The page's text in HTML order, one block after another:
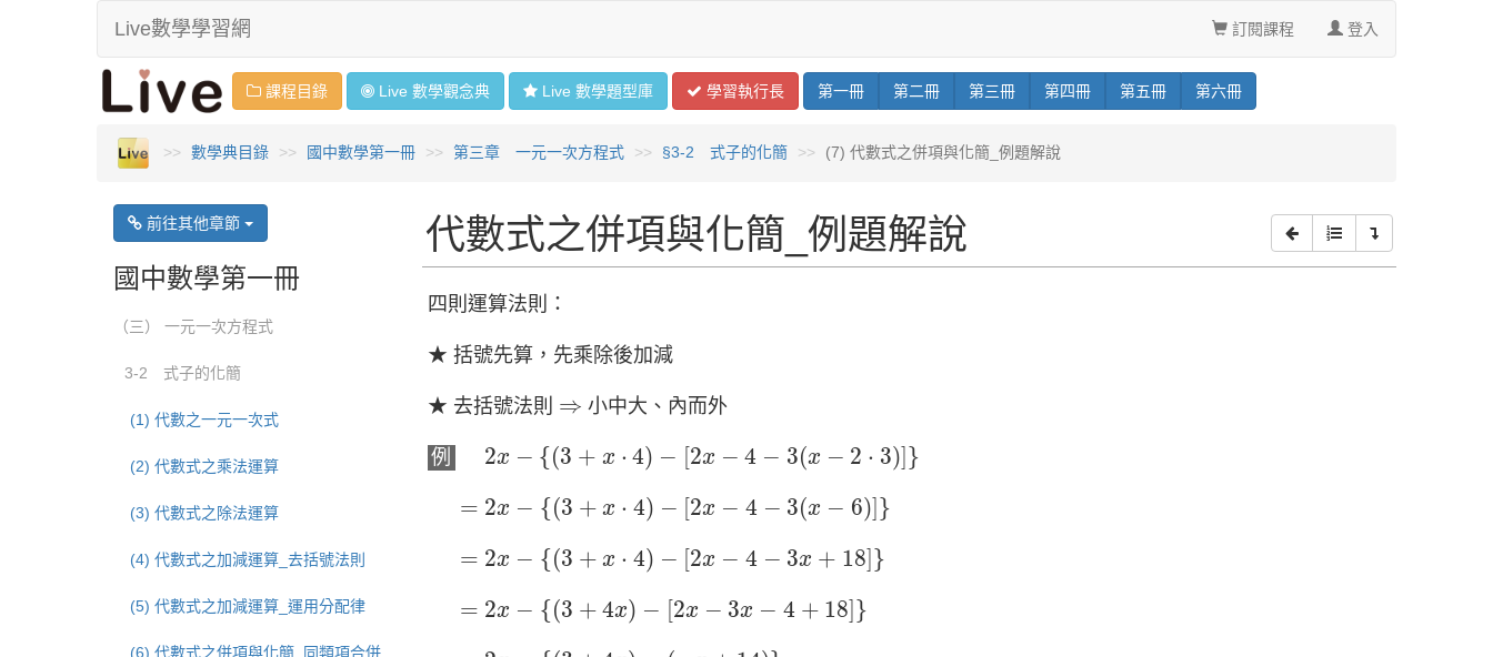
Live數學學習網 訂閱課程 登入
課程目錄 Live 數學觀念典 Live 數學題型庫 學習執行長 第一冊 第二冊 第三冊 第四冊 第五冊 第六冊
數學典目錄 國中數學第一冊 第三章 一元一次方程式 §3-2 式子的化簡 (7) 代數式之併項與化簡_例題解說
代數式之併項與化簡_例題解說
四則運算法則：
★ 括號先算，先乘除後加減
★ 去括號法則 ⇒
⇒ 小中大、內而外
例 2x − {(3 + x ⋅ 4) − [2x − 4 − 3(x − 2 ⋅ 3)]}
x−{( x⋅4 − 2 −4 (x− 3)
= 2x − {(3 + x ⋅ 4) − [2x − 4 − 3(x − 6)]}
2x− +x⋅ ) −[ x− 3(x− ]
= 2x − {(3 + x ⋅ 4) − [2x − 4 − 3x + 18]}
2x− +x⋅ ) −[ x− 3x+ ]}
= 2x − {(3 + 4x) − [2x − 3x − 4 + 18]}
2x− +4x − [2x− x−4 18]}
2x− +4x − (−x+ 14)
前往其他章節
國中數學第一冊
（三） 一元一次方程式
3-2 式子的化簡
(1) 代數之一元一次式
(2) 代數式之乘法運算
(3) 代數式之除法運算
(4) 代數式之加減運算_去括號法則
(5) 代數式之加減運算_運用分配律
(6) 代數式之併項與化簡_同類項合併